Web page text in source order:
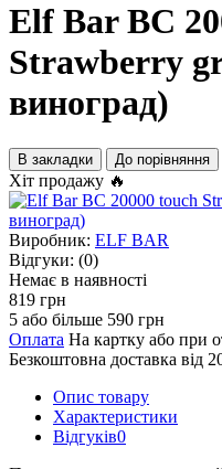
Elf Bar BC
Strawberry
виноград)
В закладки До порівняння
Хіт продажу 🔥
Виробник: ELF BAR
Відгуки: (0)
Немає в наявності
819 грн
5 або більше 590 грн
Оплата На картку або при
Безкоштовна доставка від
Опис товару
Характеристики
Відгуків0